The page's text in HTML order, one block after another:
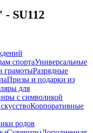
SU112
спортаУниверсальные
грамотыРазрядные
Призы и подарки из
для
с символикой
Корпоративные
родов